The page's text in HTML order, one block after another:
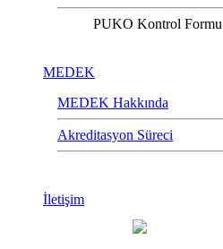
PUKO Kontrol Formu
MEDEK
MEDEK Hakkında
Akreditasyon Süreci
İletişim